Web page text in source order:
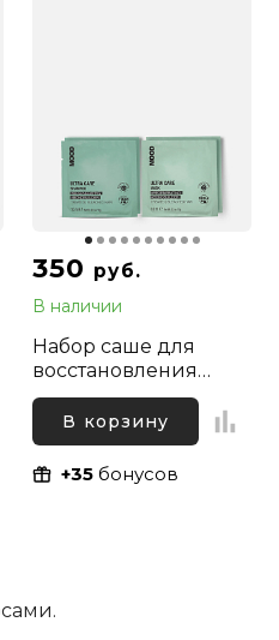
350 руб.
В наличии
Набор саше для
восстановления
волос (шампунь и
маска) Mood Ultra
Care, 2х10 мл + 2х10
мл
В корзину
+35бонусов